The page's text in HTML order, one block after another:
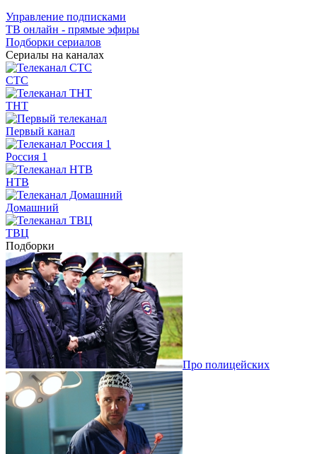
Управление подписками
ТВ онлайн - прямые эфиры
Подборки сериалов
Сериалы на каналах
СТС
ТНТ
Первый канал
Россия 1
НТВ
Домашний
ТВЦ
Подборки
Про полицейских